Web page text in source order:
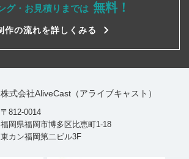
グ・お見積りまでは 無料！
作の流れを詳しくみる
株式会社AliveCast（アライブキャスト）
〒812-0014
福岡県福岡市博多区比恵町1-18
東カン福岡第二ビル3F